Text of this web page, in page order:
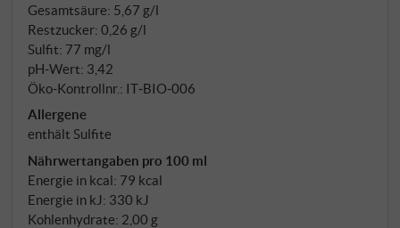
Gesamtsäure: 5,67 g/l
Restzucker: 0,26 g/l
Sulfit: 77 mg/l
pH-Wert: 3,42
Öko-Kontrollnr.: IT‑BIO‑006
Allergene
enthält Sulfite
Nährwertangaben pro 100 ml
Energie in kcal: 79 kcal
Energie in kJ: 330 kJ
Kohlenhydrate: 2,00 g